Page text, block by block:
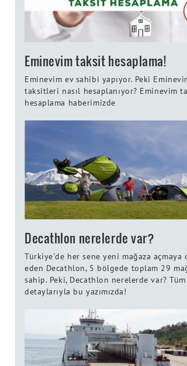
Eminevim taksit hesaplama!
Eminevim ev sahibi yapıyor. Peki
taksitleri nasıl hesaplanıyor? Eminevim
hesaplama haberimizde
Decathlon nerelerde var?
Türkiye'de her sene yeni mağaza açmaya
eden Decathlon, 5 bölgede toplam 29
sahip. Peki, Decathlon nerelerde var? Tüm
detaylarıyla bu yazımızda!